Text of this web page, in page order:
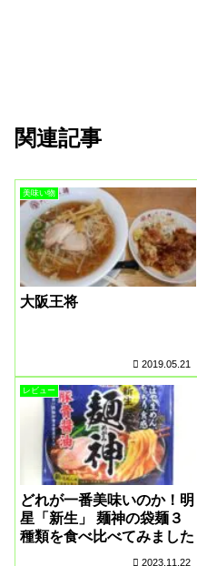
関連記事
美味い物
大阪王将
2019.05.21
レビュー
どれが一番美味いのか！明
星「新生」 麺神の袋麺３
種類を食べ比べてみました
2023.11.22